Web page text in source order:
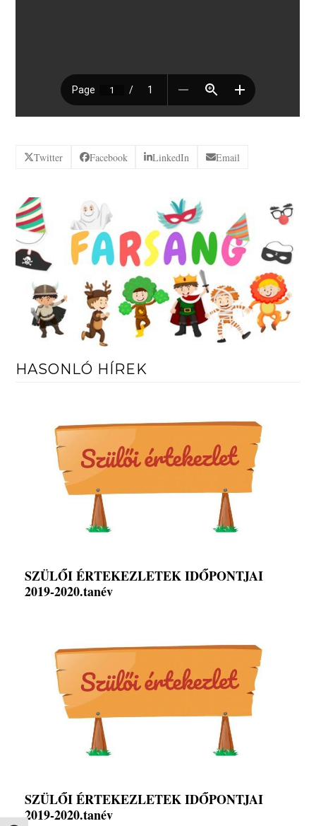
Twitter Facebook LinkedIn Email
HASONLÓ HÍREK
SZÜLŐI ÉRTEKEZLETEK IDŐPONTJAI
2019-2020.tanév
SZÜLŐI ÉRTEKEZLETEK IDŐPONTJAI
2019-2020.tanév